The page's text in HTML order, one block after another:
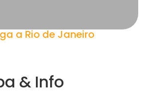
a Rio de Janeiro
& Info